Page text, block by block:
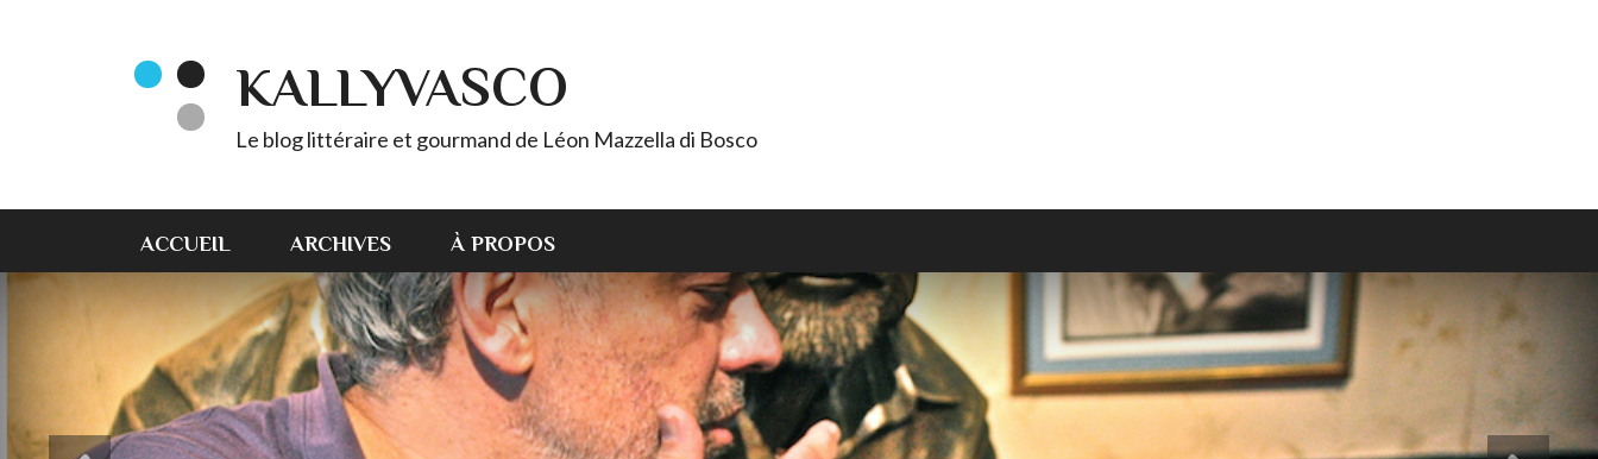
KALLYVASCO
Le blog littéraire et gourmand de Léon Mazzella di Bosco
ACCUEIL ARCHIVES À PROPOS